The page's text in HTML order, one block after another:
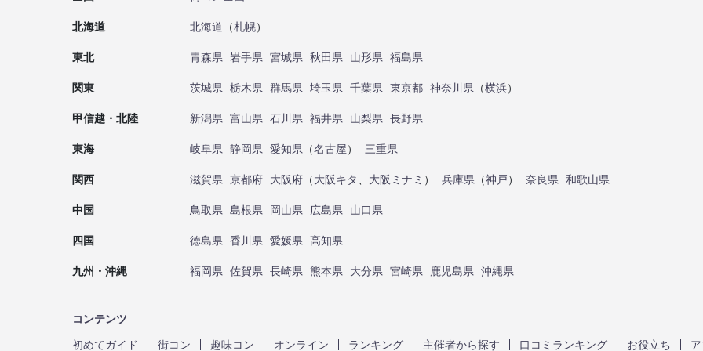
北海道 北海道 （札幌）
東北 青森県 岩手県 宮城県 秋田県 山形県 福島県
関東 茨城県 栃木県 群馬県 埼玉県 千葉県 東京都 神奈川県 （横浜）
甲信越・北陸 新潟県 富山県 石川県 福井県 山梨県 長野県
東海 岐阜県 静岡県 愛知県 （名古屋） 三重県
関西 滋賀県 京都府 大阪府 （大阪キタ 大阪ミナミ ） 兵庫県 （神戸） 奈良県 和歌山県
中国 鳥取県 島根県 岡山県 広島県 山口県
四国 徳島県 香川県 愛媛県 高知県
九州・沖縄 福岡県 佐賀県 長崎県 熊本県 大分県 宮崎県 鹿児島県 沖縄県
コンテンツ
初めてガイド
街コン 趣味コン オンライン ランキング 主催者から探す 口コミランキング お役立ち